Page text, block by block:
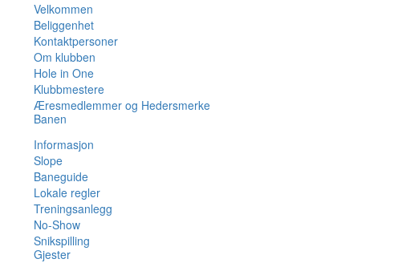
Velkommen
Beliggenhet
Kontaktpersoner
Om klubben
Hole in One
Klubbmestere
Æresmedlemmer og Hedersmerke
Banen
Informasjon
Slope
Baneguide
Lokale regler
Treningsanlegg
No-Show
Snikspilling
Gjester